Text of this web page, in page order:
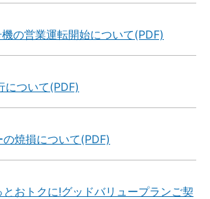
の営業運転開始について(PDF)
について(PDF)
焼損について(PDF)
とおトクに!グッドバリュープランご契